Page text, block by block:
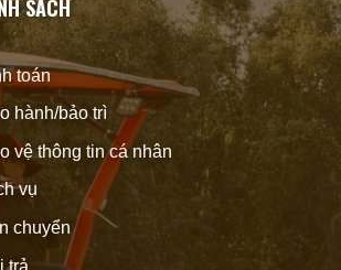
SÁCH
toán
hành/bảo trì
vệ thông tin cá nhân
vụ
chuyển
trả